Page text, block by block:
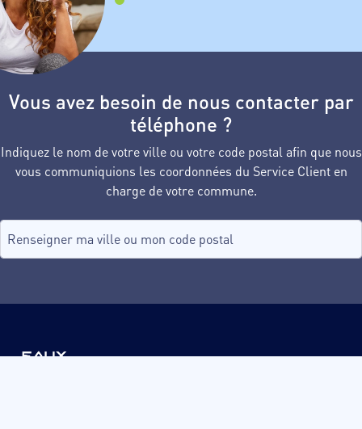
Vous avez besoin de nous contacter par
téléphone ?
Indiquez le nom de votre ville ou votre code postal afin que nous
vous communiquions les coordonnées du Service Client en
charge de votre commune.
Recherche de commune, tapez dans le champ puis